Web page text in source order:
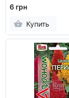
6 грн
Купить